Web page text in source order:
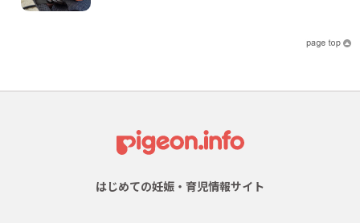
はじめての妊娠・育児情報サイト